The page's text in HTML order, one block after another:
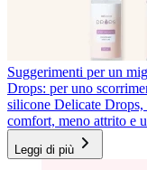
Suggerimenti per un
Drops: per uno
silicone Delicate
comfort, meno attrito e
Leggi di più